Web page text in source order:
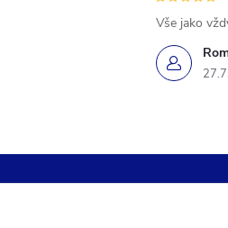
Vše jako